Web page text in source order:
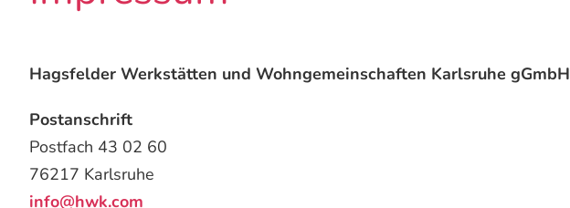
WARUM
AKTUELLES
Hagsfelder Werkstätten und Wohngemeinschaften Karlsruhe gGmbH
Postanschrift
Postfach 43 02 60
76217 Karlsruhe
info@hwk.com